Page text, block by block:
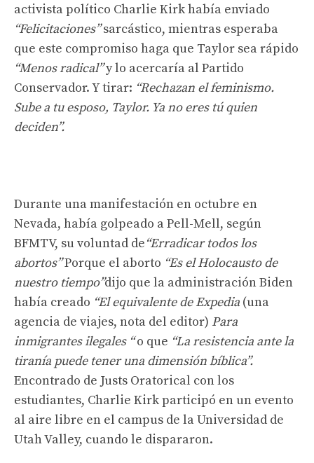
activista político Charlie Kirk había enviado
“Felicitaciones”sarcástico, mientras esperaba
que este compromiso haga que Taylor sea rápido
“Menos radical”y lo acercaría al Partido
Conservador. Y tirar: “Rechazan el feminismo.
Sube a tu esposo, Taylor. Ya no eres tú quien
deciden”.
Durante una manifestación en octubre en
Nevada, había golpeado a Pell-Mell, según
BFMTV, su voluntad de“Erradicar todos los
abortos”Porque el aborto “Es el Holocausto de
nuestro tiempo”dijo que la administración Biden
había creado “El equivalente de Expedia (una
agencia de viajes, nota del editor) Para
inmigrantes ilegales “o que “La resistencia ante la
tiranía puede tener una dimensión bíblica”.
Encontrado de Justs Oratorical con los
estudiantes, Charlie Kirk participó en un evento
al aire libre en el campus de la Universidad de
Utah Valley, cuando le dispararon.